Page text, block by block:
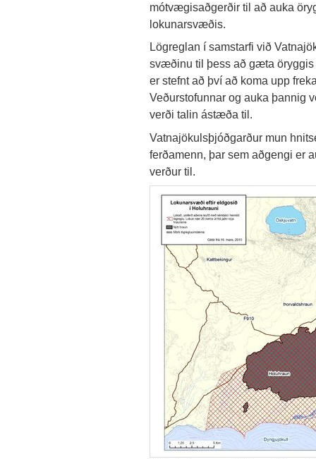
mótvægisaðgerðir til að auka
lokunarsvæðis.
Lögreglan í samstarfi við
svæðinu til þess að gæta öryggis
er stefnt að því að koma upp
Veðurstofunnar og auka þannig
verði talin ástæða til.
Vatnajökulsþjóðgarður mun
ferðamenn, þar sem aðgengi er
verður til.